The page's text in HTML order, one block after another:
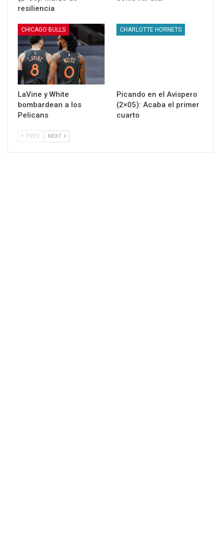
resiliencia
CHICAGO BULLS
LaVine y White
bombardean a los
Pelicans
CHARLOTTE HORNETS
Picando en el Avispero
(2×05): Acaba el primer
cuarto
PREV NEXT